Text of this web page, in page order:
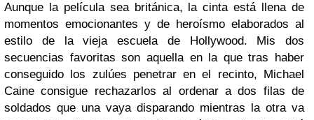
Aunque la película sea británica, la cinta está llena de
momentos emocionantes y de heroísmo elaborados al
estilo de la vieja escuela de Hollywood. Mis dos
secuencias favoritas son aquella en la que tras haber
conseguido los zulúes penetrar en el recinto, Michael
Caine consigue rechazarlos al ordenar a dos filas de
soldados que una vaya disparando mientras la otra va